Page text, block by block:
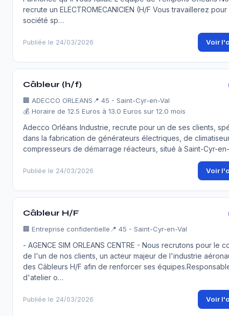
recrute un ELECTROMECANICIEN (H/F Vous travaillerez
société sp…
Publiée le 24/03/2026 Voir
Câbleur (h/f)
🏢 ADECCO ORLEANS 📍 45 - Saint-Cyr-en-Val
💰 Horaire de 12.5 Euros à 13.0 Euros sur 12.0 mois
Adecco Orléans Industrie, recrute pour un de ses clients,
dans la fabrication de générateurs électriques, de
compresseurs de démarrage réacteurs, situé à Saint-Cyr-
Publiée le 24/03/2026 Voir
Câbleur H/F
🏢 Entreprise confidentielle 📍 45 - Saint-Cyr-en-Val
- AGENCE SIM ORLEANS CENTRE - Nous recrutons pour le
de l'un de nos clients, un acteur majeur de l'industrie
des Câbleurs H/F afin de renforcer ses
d'atelier o…
Publiée le 24/03/2026 Voir